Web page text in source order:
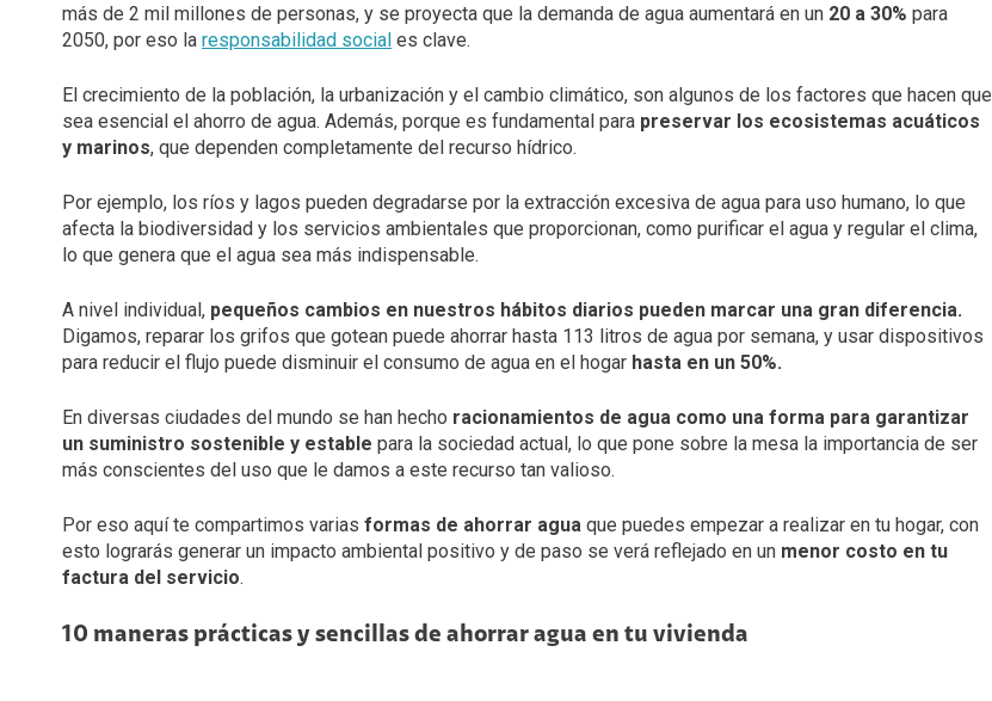
más de 2 mil millones de personas, y se proyecta que la demanda de agua aumentará en un 20 a 30% para
2050, por eso la responsabilidad social es clave.
El crecimiento de la población, la urbanización y el cambio climático, son algunos de los factores que hacen que
sea esencial el ahorro de agua. Además, porque es fundamental para preservar los ecosistemas acuáticos
y marinos, que dependen completamente del recurso hídrico.
Por ejemplo, los ríos y lagos pueden degradarse por la extracción excesiva de agua para uso humano, lo que
afecta la biodiversidad y los servicios ambientales que proporcionan, como purificar el agua y regular el clima,
lo que genera que el agua sea más indispensable.
A nivel individual, pequeños cambios en nuestros hábitos diarios pueden marcar una gran diferencia.
Digamos, reparar los grifos que gotean puede ahorrar hasta 113 litros de agua por semana, y usar dispositivos
para reducir el flujo puede disminuir el consumo de agua en el hogar hasta en un 50%.
En diversas ciudades del mundo se han hecho racionamientos de agua como una forma para garantizar
un suministro sostenible y estable para la sociedad actual, lo que pone sobre la mesa la importancia de ser
más conscientes del uso que le damos a este recurso tan valioso.
Por eso aquí te compartimos varias formas de ahorrar agua que puedes empezar a realizar en tu hogar, con
esto lograrás generar un impacto ambiental positivo y de paso se verá reflejado en un menor costo en tu
factura del servicio.
10 maneras prácticas y sencillas de ahorrar agua en tu vivienda